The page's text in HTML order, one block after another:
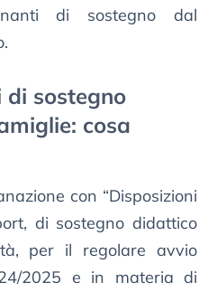
di sostegno dal
di sostegno
cosa
con “Disposizioni
di sostegno didattico
per il regolare avvio
2025 e in materia di